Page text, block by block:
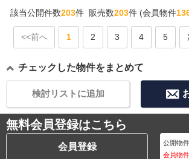
該当公開件数203件 販売数203件 (会員物件
<<前へ 1 2 3 4 5
チェックした物件をまとめて
検討リストに追加
無料会員登録はこちら
会員登録 公開物
会員物